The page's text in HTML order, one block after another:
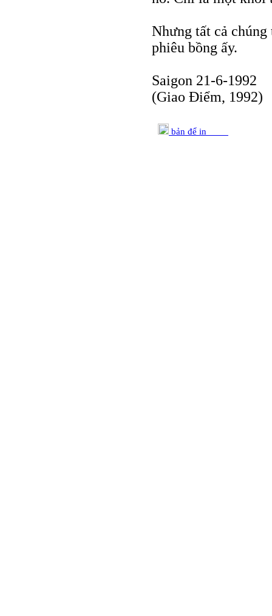
Nhưng tất cả
phiêu bồng ấy.
Saigon 21-6-1992
(Giao Điểm, 1992)
bản để in